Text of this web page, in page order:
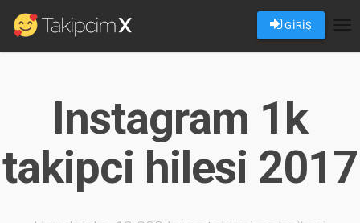
GİRİŞ
Instagram 1k
takipci hilesi 2017